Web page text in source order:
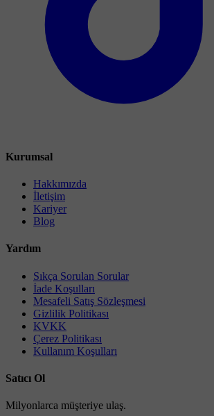
Kurumsal
Hakkımızda
İletişim
Kariyer
Blog
Yardım
Sıkça Sorulan Sorular
İade Koşulları
Mesafeli Satış Sözleşmesi
Gizlilik Politikası
KVKK
Çerez Politikası
Kullanım Koşulları
Satıcı Ol
Milyonlarca müşteriye ulaş.